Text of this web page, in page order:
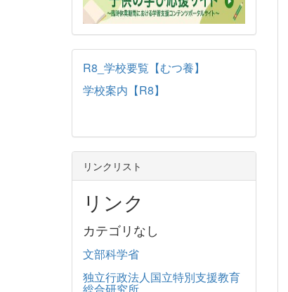
R8_学校要覧【むつ養】
学校案内【R8】
リンクリスト
リンク
カテゴリなし
文部科学省
独立行政法人国立特別支援教育